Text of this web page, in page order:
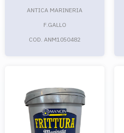
ANTICA MARINERIA
F.GALLO
COD. ANM1050482